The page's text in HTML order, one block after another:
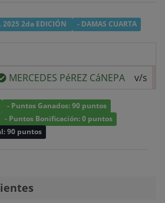
2025 2da EDICIÓN - DAMAS CUARTA
MERCEDES PéREZ CáNEPA v/s
- Puntos Ganados: 90 puntos
- Puntos Bonificación: 0 puntos
90 puntos